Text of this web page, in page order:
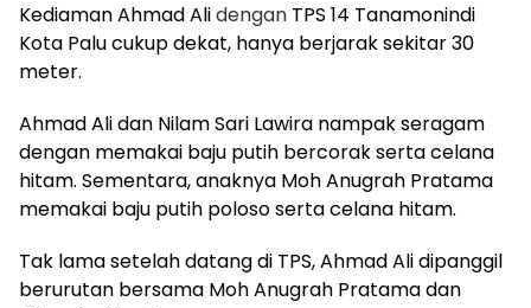
Kediaman Ahmad Alidengan TPS 14 Tanamonindi
Kota Palu cukup dekat, hanya berjarak sekitar 30
meter.
Ahmad Ali dan Nilam Sari Lawira nampak seragam
dengan memakai baju putih bercorak serta celana
hitam. Sementara, anaknya Moh Anugrah Pratama
memakai baju putih poloso serta celana hitam.
Tak lama setelah datang di TPS, Ahmad Ali dipanggil
berurutan bersama Moh Anugrah Pratama dan